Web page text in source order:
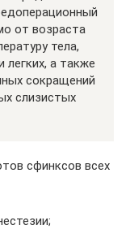
от возраста
тела,
легких, а также
сокращений
слизистых
сфинксов всех